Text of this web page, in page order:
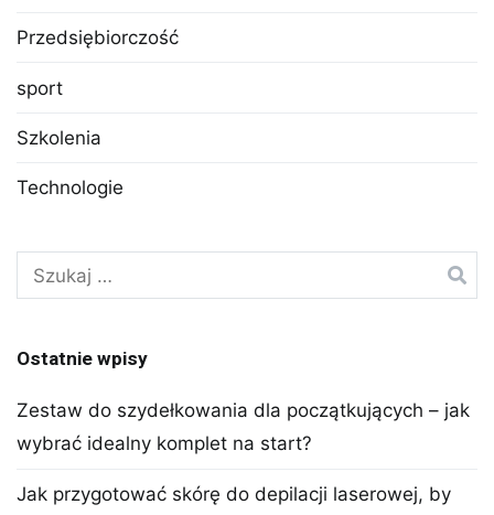
Przedsiębiorczość
sport
Szkolenia
Technologie
Szukaj:
Ostatnie wpisy
Zestaw do szydełkowania dla początkujących – jak
wybrać idealny komplet na start?
Jak przygotować skórę do depilacji laserowej, by